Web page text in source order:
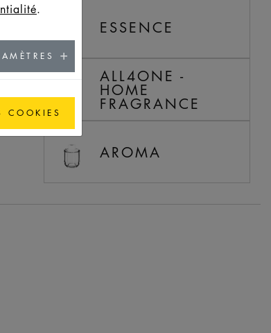
ESSENCE
ALL4ONE -
HOME
FRAGRANCE
AROMA
.
COOKIES